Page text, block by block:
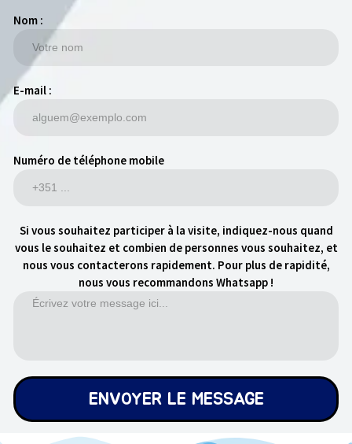
Nom :
E-mail :
Numéro de téléphone mobile
Si vous souhaitez participer à la visite, indiquez-nous quand
vous le souhaitez et combien de personnes vous souhaitez, et
nous vous contacterons rapidement. Pour plus de rapidité,
nous vous recommandons Whatsapp !
ENVOYER LE MESSAGE